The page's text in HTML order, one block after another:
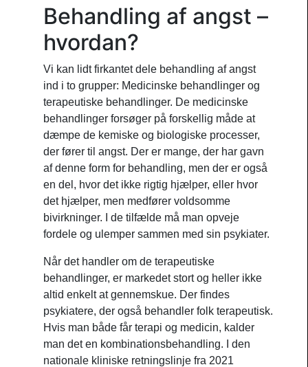
Behandling af angst –
hvordan?
Vi kan lidt firkantet dele behandling af angst
ind i to grupper: Medicinske behandlinger og
terapeutiske behandlinger. De medicinske
behandlinger forsøger på forskellig måde at
dæmpe de kemiske og biologiske processer,
der fører til angst. Der er mange, der har gavn
af denne form for behandling, men der er også
en del, hvor det ikke rigtig hjælper, eller hvor
det hjælper, men medfører voldsomme
bivirkninger. I de tilfælde må man opveje
fordele og ulemper sammen med sin psykiater.
Når det handler om de terapeutiske
behandlinger, er markedet stort og heller ikke
altid enkelt at gennemskue. Der findes
psykiatere, der også behandler folk terapeutisk.
Hvis man både får terapi og medicin, kalder
man det en kombinationsbehandling. I den
nationale kliniske retningslinje fra 2021